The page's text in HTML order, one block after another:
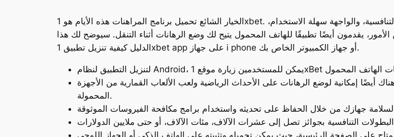
الخيار الشائع تحميل برنامج المراهنات هذه الأيام هو 1xbet. بفضل المجموعة الواسعة من الأسواق الرياضية، والاحتمالات التنافسية، والواجهة سهلة الاستخدام،
يقدمون أيضًا تطبيقًا للهاتف المحمول يتيح لك وضع الرهانات أثناء التنقل. سيوضح لك هذا
الدليل كيفية تنزيل تطبيق 1xbet app على جهاز i phone أو جهاز الكمبيوتر الخاص بك.
أيضًا إمكانية لوضع الرهانات على الأحداث الرياضية ولعب الألعاب القمارية من الأجهزة
المحمولة.